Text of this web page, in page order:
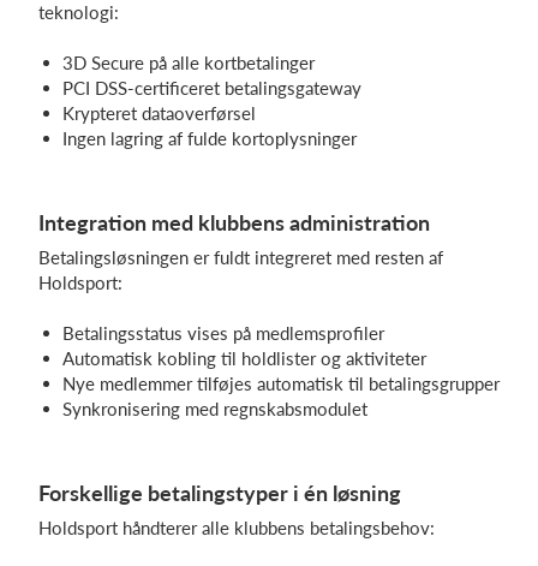
teknologi:
3D Secure på alle kortbetalinger
PCI DSS-certificeret betalingsgateway
Krypteret dataoverførsel
Ingen lagring af fulde kortoplysninger
Integration med klubbens administration
Betalingsløsningen er fuldt integreret med resten af
Holdsport:
Betalingsstatus vises på medlemsprofiler
Automatisk kobling til holdlister og aktiviteter
Nye medlemmer tilføjes automatisk til betalingsgrupper
Synkronisering med regnskabsmodulet
Forskellige betalingstyper i én løsning
Holdsport håndterer alle klubbens betalingsbehov: